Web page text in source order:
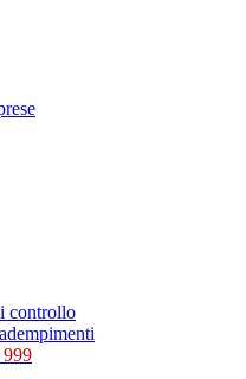
controllo
999